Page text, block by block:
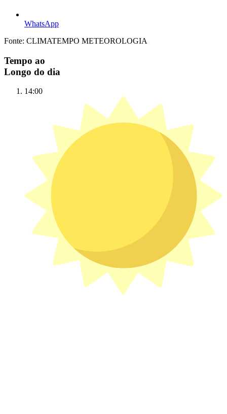
WhatsApp
Fonte: CLIMATEMPO METEOROLOGIA
Tempo ao
Longo do dia
14:00